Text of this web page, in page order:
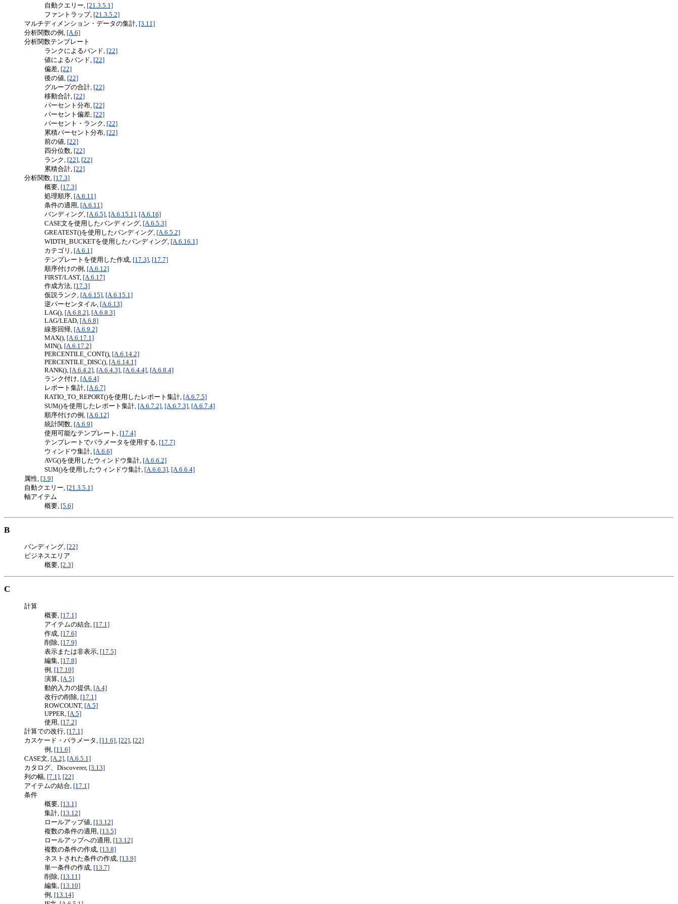
自動クエリー, [21.3.5.1]
ファントラップ, [21.3.5.2]
マルチディメンション・データの集計, [3.11]
分析関数の例, [A.6]
分析関数テンプレート
ランクによるバンド, [22]
値によるバンド, [22]
偏差, [22]
後の値, [22]
グループの合計, [22]
移動合計, [22]
パーセント分布, [22]
パーセント偏差, [22]
パーセント・ランク, [22]
累積パーセント分布, [22]
前の値, [22]
四分位数, [22]
ランク, [22], [22]
累積合計, [22]
分析関数, [17.3]
概要, [17.3]
処理順序, [A.6.11]
条件の適用, [A.6.11]
バンディング, [A.6.5], [A.6.15.1], [A.6.16]
CASE文を使用したバンディング, [A.6.5.3]
GREATEST()を使用したバンディング, [A.6.5.2]
WIDTH_BUCKETを使用したバンディング, [A.6.16.1]
カテゴリ, [A.6.1]
テンプレートを使用した作成, [17.3], [17.7]
順序付けの例, [A.6.12]
FIRST/LAST, [A.6.17]
作成方法, [17.3]
仮説ランク, [A.6.15], [A.6.15.1]
逆パーセンタイル, [A.6.13]
LAG(), [A.6.8.2], [A.6.8.3]
LAG/LEAD, [A.6.8]
線形回帰, [A.6.9.2]
MAX(), [A.6.17.1]
MIN(), [A.6.17.2]
PERCENTILE_CONT(), [A.6.14.2]
PERCENTILE_DISC(), [A.6.14.1]
RANK(), [A.6.4.2], [A.6.4.3], [A.6.4.4], [A.6.8.4]
ランク付け, [A.6.4]
レポート集計, [A.6.7]
RATIO_TO_REPORT()を使用したレポート集計, [A.6.7.5]
SUM()を使用したレポート集計, [A.6.7.2], [A.6.7.3], [A.6.7.4]
順序付けの例, [A.6.12]
統計関数, [A.6.9]
使用可能なテンプレート, [17.4]
テンプレートでパラメータを使用する, [17.7]
ウィンドウ集計, [A.6.6]
AVG()を使用したウィンドウ集計, [A.6.6.2]
SUM()を使用したウィンドウ集計, [A.6.6.3], [A.6.6.4]
属性, [3.9]
自動クエリー, [21.3.5.1]
軸アイテム
概要, [5.6]
B
バンディング, [22]
ビジネスエリア
概要, [2.3]
C
計算
概要, [17.1]
アイテムの結合, [17.1]
作成, [17.6]
削除, [17.9]
表示または非表示, [17.5]
編集, [17.8]
例, [17.10]
演算, [A.5]
動的入力の提供, [A.4]
改行の削除, [17.1]
ROWCOUNT, [A.5]
UPPER, [A.5]
使用, [17.2]
計算での改行, [17.1]
カスケード・パラメータ, [11.6] [22] [22]
例, [11.6]
CASE文, [A.2] [A.6.5.1]
カタログ、Discoverer, [3.13]
列の幅, [7.1] [22]
アイテムの結合, [17.1]
条件
概要, [13.1]
集計, [13.12]
ロールアップ値, [13.12]
複数の条件の適用, [13.5]
ロールアップへの適用, [13.12]
複数の条件の作成, [13.8]
ネストされた条件の作成, [13.9]
単一条件の作成, [13.7]
削除, [13.11]
編集, [13.10]
例, [13.14]